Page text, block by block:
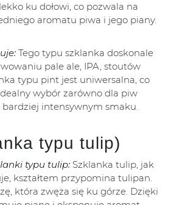
ku dołowi, co pozwala na
aromatu piwa i jego piany.
Tego typu szklanka doskonale
pale ale, IPA, stoutów
typu pint jest uniwersalna, co
wybór zarówno dla piw
bardziej intensywnym smaku.
typu tulip)
typu tulip: Szklanka tulip, jak
kształtem przypomina tulipan.
która zwęża się ku górze. Dzięki